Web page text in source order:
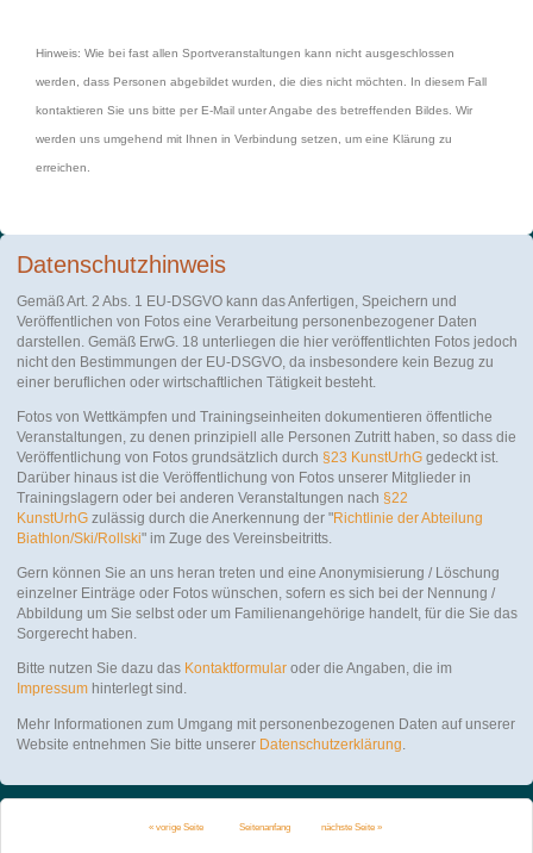
Hinweis: Wie bei fast allen Sportveranstaltungen kann nicht ausgeschlossen
werden, dass Personen abgebildet wurden, die dies nicht möchten. In diesem Fall
kontaktieren Sie uns bitte per E-Mail unter Angabe des betreffenden Bildes. Wir
werden uns umgehend mit Ihnen in Verbindung setzen, um eine Klärung zu
erreichen.
Datenschutzhinweis
Gemäß Art. 2 Abs. 1 EU-DSGVO kann das Anfertigen, Speichern und
Veröffentlichen von Fotos eine Verarbeitung personenbezogener Daten
darstellen. Gemäß ErwG. 18 unterliegen die hier veröffentlichten Fotos jedoch
nicht den Bestimmungen der EU-DSGVO, da insbesondere kein Bezug zu
einer beruflichen oder wirtschaftlichen Tätigkeit besteht.
Fotos von Wettkämpfen und Trainingseinheiten dokumentieren öffentliche
Veranstaltungen, zu denen prinzipiell alle Personen Zutritt haben, so dass die
Veröffentlichung von Fotos grundsätzlich durch §23 KunstUrhGgedeckt ist.
Darüber hinaus ist die Veröffentlichung von Fotos unserer Mitglieder in
Trainingslagern oder bei anderen Veranstaltungen nach §22
KunstUrhG zulässig durch die Anerkennung der "Richtlinie der Abteilung
Biathlon/Ski/Rollski" im Zuge des Vereinsbeitritts.
Gern können Sie an uns heran treten und eine Anonymisierung / Löschung
einzelner Einträge oder Fotos wünschen, sofern es sich bei der Nennung /
Abbildung um Sie selbst oder um Familienangehörige handelt, für die Sie das
Sorgerecht haben.
Bitte nutzen Sie dazu das Kontaktformularoder die Angaben, die im
Impressumhinterlegt sind.
Mehr Informationen zum Umgang mit personenbezogenen Daten auf unserer
Website entnehmen Sie bitte unserer Datenschutzerklärung
« vorige Seite Seitenanfang nächste Seite »